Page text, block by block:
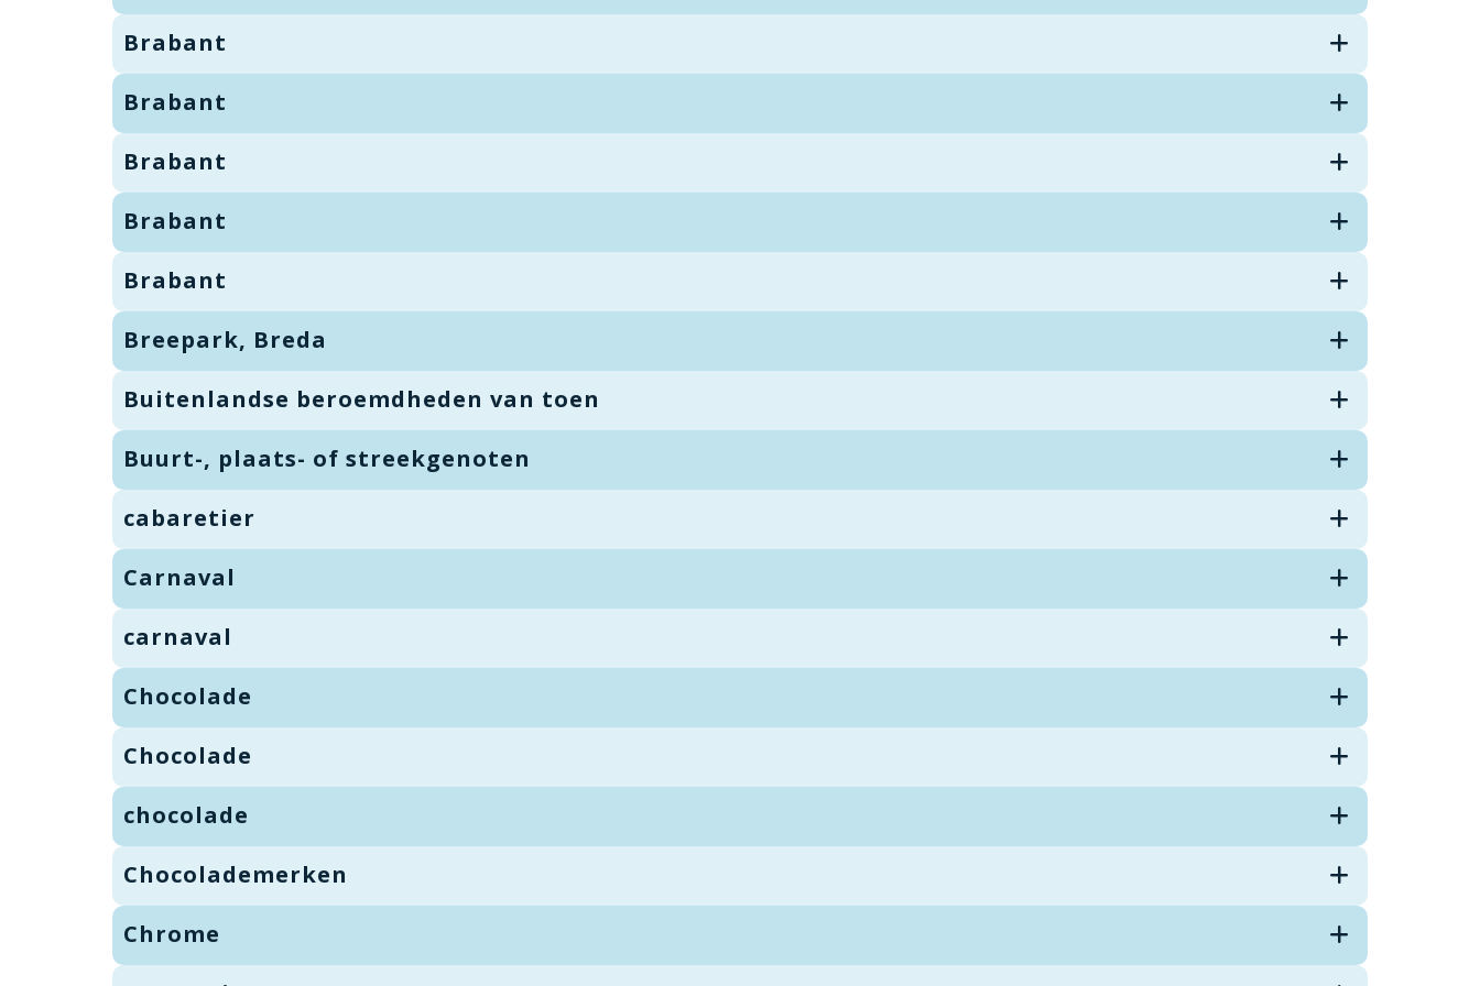
Brabant
Brabant
Brabant
Brabant
Brabant
Breepark, Breda
Buitenlandse beroemdheden van toen
Buurt-, plaats- of streekgenoten
cabaretier
Carnaval
carnaval
Chocolade
Chocolade
chocolade
Chocolademerken
Chrome